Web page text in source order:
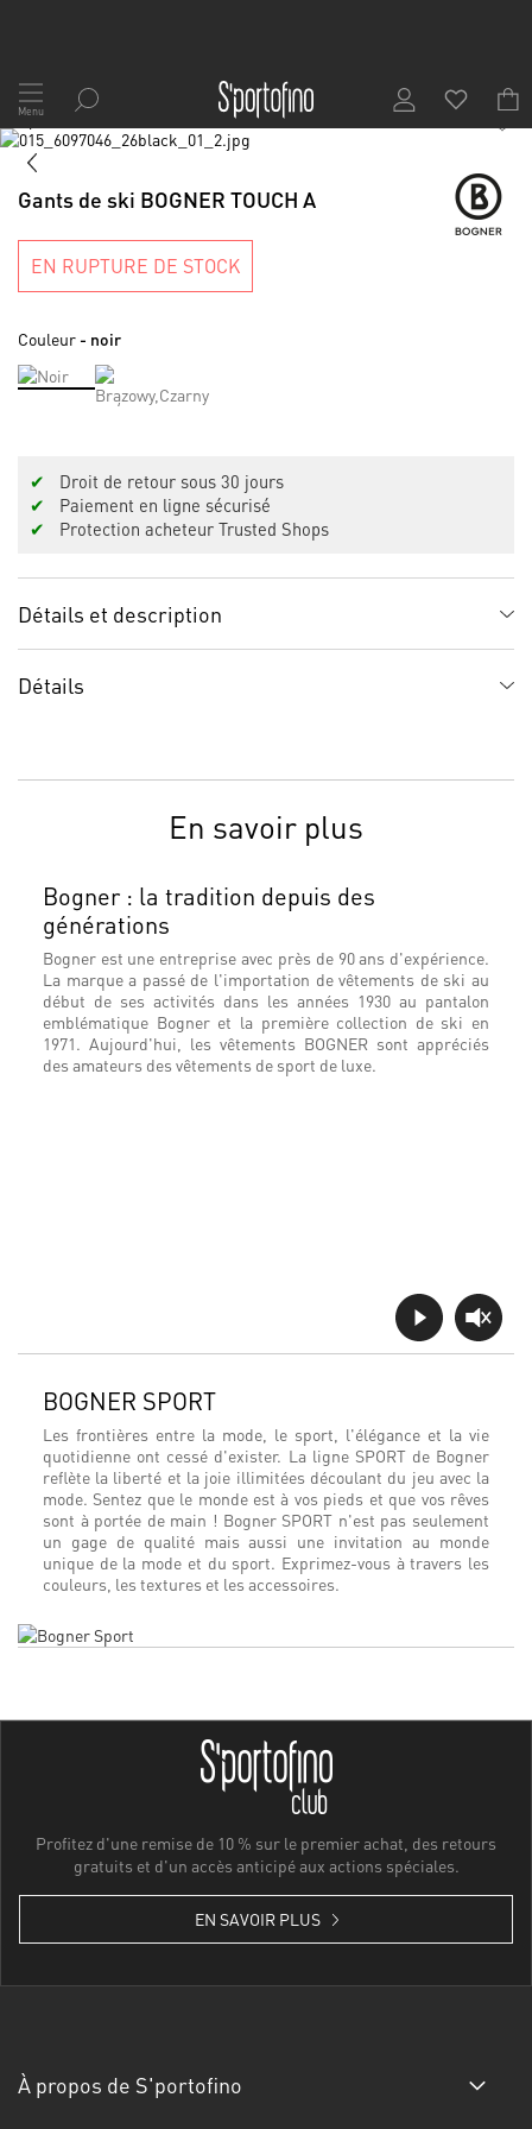
Allez
au
contenu
Menu
Skip
end
images
gallery
1/7
Skip
the
images
Gants de ski BOGNER TOUCH A
EN RUPTURE DE STOCK
Couleur - noir
✔
Droit de retour sous 30 jours
✔
Paiement en ligne sécurisé
✔
Protection acheteur Trusted Shops
Détails et description
Détails
En savoir plus
Bogner : la tradition depuis des
générations
Bogner est une entreprise avec près de 90 ans d'expérience.
La marque a passé de l'importation de vêtements de ski au
début de ses activités dans les années 1930 au pantalon
emblématique Bogner et la première collection de ski en
1971. Aujourd'hui, les vêtements BOGNER sont appréciés
des amateurs des vêtements de sport de luxe.
BOGNER SPORT
Les frontières entre la mode, le sport, l'élégance et la vie
quotidienne ont cessé d'exister. La ligne SPORT de Bogner
reflète la liberté et la joie illimitées découlant du jeu avec la
mode. Sentez que le monde est à vos pieds et que vos rêves
sont à portée de main ! Bogner SPORT n'est pas seulement
un gage de qualité mais aussi une invitation au monde
unique de la mode et du sport. Exprimez-vous à travers les
couleurs, les textures et les accessoires.
Profitez d'une remise de 10 % sur le premier achat, des retours
gratuits et d'un accès anticipé aux actions spéciales.
EN SAVOIR PLUS
À propos de S'portofino